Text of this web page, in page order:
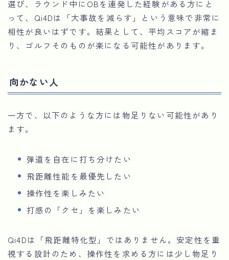
選び、ラウンド中にOBを連発した経験がある方にと
って、Qi4Dは「大事故を減らす」という意味で非常に
相性が良いはずです。結果として、平均スコアが縮ま
り、ゴルフそのものが楽になる可能性があります。
向かない人
一方で、以下のような方には物足りない可能性があり
ます。
弾道を自在に打ち分けたい
飛距離性能を最優先したい
操作性を楽しみたい
打感の「クセ」を楽しみたい
Qi4Dは「飛距離特化型」ではありません。安定性を重
視する設計のため、操作性を求める方には少し物足り